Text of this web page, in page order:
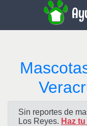
Sin reportes de
Los Reyes. Haz